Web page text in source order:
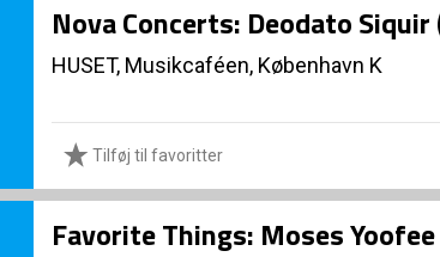
Nova Concerts: Deodato
HUSET, Musikcaféen, København K
Tilføj til favoritter
Favorite Things: Moses Yoofee